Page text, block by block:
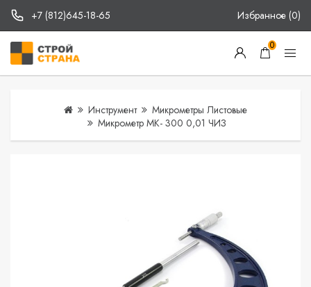
+7 (812)645-18-65 Избранное (0)
0
Инструмент
Микрометры Листовые
Микрометр МК- 300 0,01 ЧИЗ